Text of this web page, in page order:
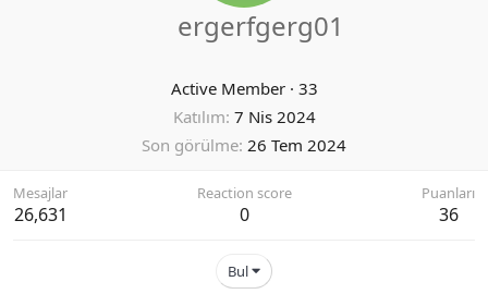
ergerfgerg01
Active Member · 33
Katılım 7 Nis 2024
Son görülme 26 Tem 2024
Mesajlar
26,631
Reaction score
0
Puanları
36
Bul